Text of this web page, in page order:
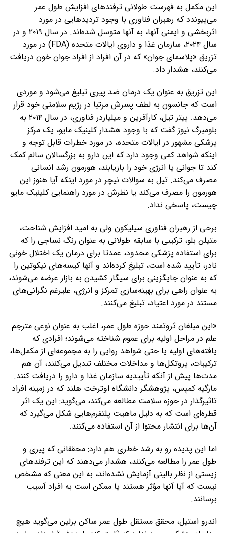
این مکمل به فهرست طولانی ترفندهای افزایش طول عمر
می‌پیوندد که رهبران فناوری با وجود تردیدهایی در مورد
اثربخشی و ایمنی آنها، به آنها متوسل شده‌اند. در سال ۲۰۱۹ و در
سال ۲۰۲۴، سازمان غذا و داروی ایالات متحده (FDA) در مورد
تزریق «پلاسمای جوان» که در آن افراد از افراد جوان خون دریافت
می‌کنند، هشدار داد.
این تزریق‌ به عنوان یک درمان ضد پیری تبلیغ می‌شود و موردی
است که جانسون به لطف پسرش مرتبا در رژیم سلامتی خود قرار
می‌دهد. پیتر تیل، کارآفرین و میلیاردر فناوری، در سال ۲۰۱۴ به
بلومبرگ نیوز گفت که با وجود هشدار کلینیک مایو، یک مرکز
پزشکی مشهور در ایالات متحده، در مورد خطرات قابل توجه و
اینکه شواهد کمی وجود دارد که این دارو به بزرگسالان سالم کمک
کند تا جوانی یا انرژی خود را بازیابند، هورمون رشد انسانی
مصرف می‌کند. تیل به سوالات نیچر در مورد اینکه آیا هنوز این
هورمون را مصرف می‌کند یا نظرش در مورد راهنمایی کلینیک مایو
چیست، پاسخی نداد.
برخی از رهبران فناوری سیلیکون ولی به امید افزایش شناخت،
متیلن بلو، ترکیبی با سابقه طولانی به عنوان رنگ نساجی را که
برای استفاده پزشکی محدود، عمدتا برای درمان یک اختلال خونی
نادر، تأیید شده است، تبلیغ کرده‌اند و آنها کیسه‌های نیکوتین را
که به عنوان جایگزینی برای سیگار کشیدن به بازار عرضه می‌شوند،
به عنوان راهی برای بهینه‌سازی تمرکز و انرژی، علیرغم نگرانی‌های
مستند در مورد اعتیاد، تبلیغ می‌کنند.
«این مبلغان ثروتمند حوزه طول عمر، اغلب به ‌عنوان نوعی مترجم
علم در مراحل اولیه برای عموم شناخته می‌شوند؛ افرادی که
یافته‌های اولیه یا حتی شواهد روایی را به مجموعه‌ای از مکمل‌ها،
ترکیبات، پروتکل‌ها و مداخلات مختلف تبدیل می‌کنند، آن هم
مدت‌ها پیش از آنکه تأییدیه سازمان غذا و دارو را دریافت کنند.
مارگیه کمپس، پژوهشگر دانشگاه اوترخت هلند که در زمینه افراد
تاثیرگذار در حوزه سلامت مطالعه می‌کند، می‌گوید: این یک اثر
قطره‌ای است که به ‌دلیل ماهیت پلتفرم‌هایی شکل می‌گیرد که
آن‌ها برای انتشار محتوا از آن استفاده می‌کنند.
اما این پدیده رو به رشد خطری هم دارد: محققانی که پیری و
طول عمر را مطالعه می‌کنند، هشدار می‌دهند که این ترفندهای
زیستی از نظر بالینی آزمایش نشده‌اند، به این معنی که مشخص
نیست که آیا آنها مؤثر هستند یا ممکن است به افراد آسیب
برسانند.
اندرو استیل، محقق مستقل طول عمر ساکن برلین می‌گوید هیچ